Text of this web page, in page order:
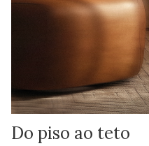
Do piso ao teto